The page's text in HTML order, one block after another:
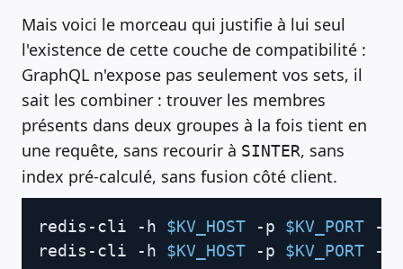
Mais voici le morceau qui justifie à lui seul
l'existence de cette couche de compatibilité :
GraphQL n'expose pas seulement vos sets, il
sait les combiner : trouver les membres
présents dans deux groupes à la fois tient en
une requête, sans recourir à SINTER, sans
index pré-calculé, sans fusion côté client.
redis-cli -h $KV_HOST -p $KV_PORT --
redis-cli -h $KV_HOST -p $KV_PORT --